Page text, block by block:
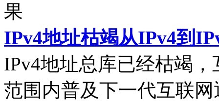
果
IPv4地址枯竭从IPv4到
IPv4地址总库已经枯竭
范围内普及下一代互联